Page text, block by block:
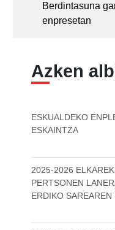
Berdintasuna
enpresetan
Azken
ESKUALDEKO
ESKAINTZA
2025-2026
PERTSONEN
ERDIKO